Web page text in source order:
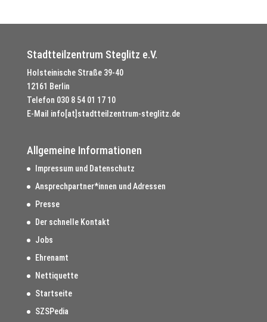
Stadtteilzentrum Steglitz e.V.
Holsteinische Straße 39-40
12161 Berlin
Telefon 030 8 54 01 17 10
E-Mail info[at]stadtteilzentrum-steglitz.de
Allgemeine Informationen
Impressum und Datenschutz
Ansprechpartner*innen und Adressen
Presse
Der schnelle Kontakt
Jobs
Ehrenamt
Nettiquette
Startseite
SZSPedia